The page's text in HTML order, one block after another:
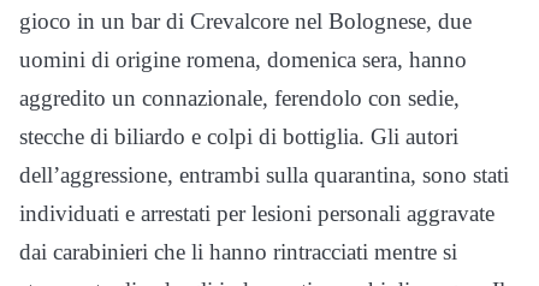
gioco in un bar di Crevalcore nel Bolognese, due
uomini di origine romena, domenica sera, hanno
aggredito un connazionale, ferendolo con sedie,
stecche di biliardo e colpi di bottiglia. Gli autori
dell’aggressione, entrambi sulla quarantina, sono stati
individuati e arrestati per lesioni personali aggravate
dai carabinieri che li hanno rintracciati mentre si